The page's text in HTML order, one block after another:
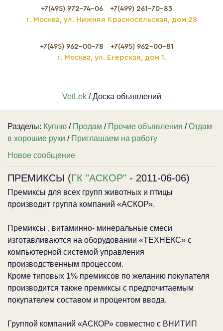
+7(495) 972-74-06
+7(499) 261-70-83
г. Москва, ул. Нижняя Красносельская, дом 28
+7(495) 962-00-78
+7(495) 962-00-81
г. Москва, ул. Егерская, дом 1.
VetLek/ Доска объявлений
Разделы: Куплю / Продам / Прочие объявления /Отдам
в хорошие руки / Приглашаем на работу
Новое сообщение
ПРЕМИКСЫ (ГК "АСКОР" - 2011-06-06)
Премиксы для всех групп животных и птицы
производит группа компаний «АСКОР».
Премиксы , витаминно- минеральные смеси
изготавливаются на оборудовании «ТЕХНЕКС» с
компьютерной системой управления
производственным процессом.
Кроме типовых 1% премиксов по желанию покупателя
производится также премиксы с предпочитаемым
покупателем составом и процентом ввода.
Группой компаний «АСКОР» совместно с ВНИТИП